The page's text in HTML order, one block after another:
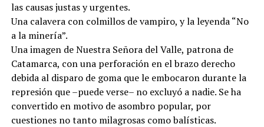
las causas justas y urgentes.
Una calavera con colmillos de vampiro, y la leyenda “No
a la minería”.
Una imagen de Nuestra Señora del Valle, patrona de
Catamarca, con una perforación en el brazo derecho
debida al disparo de goma que le embocaron durante la
represión que –puede verse– no excluyó a nadie. Se ha
convertido en motivo de asombro popular, por
cuestiones no tanto milagrosas como balísticas.